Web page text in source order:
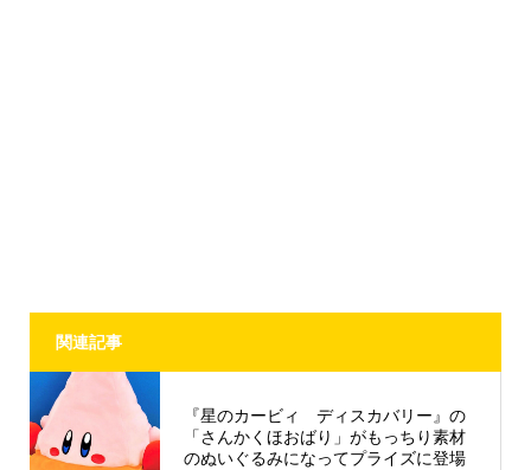
関連記事
『星のカービィ ディスカバリー』の
「さんかくほおばり」がもっちり素材
のぬいぐるみになってプライズに登場